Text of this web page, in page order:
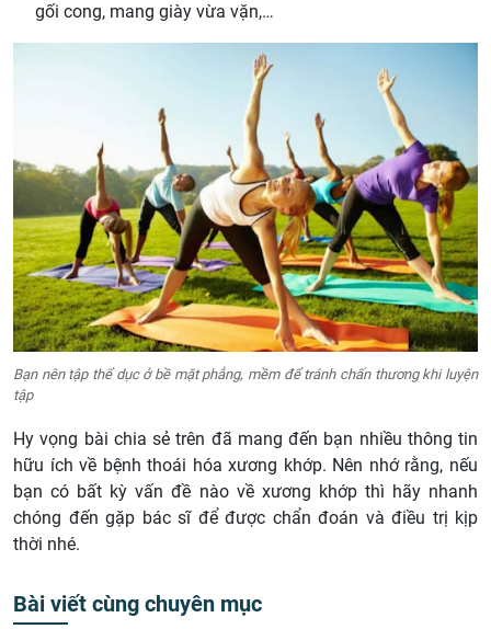
gối cong, mang giày vừa vặn,…
Bạn nên tập thể dục ở bề mặt phẳng, mềm để tránh chấn thương khi luyện
tập
Hy vọng bài chia sẻ trên đã mang đến bạn nhiều thông tin
hữu ích về bệnh thoái hóa xương khớp. Nên nhớ rằng, nếu
bạn có bất kỳ vấn đề nào về xương khớp thì hãy nhanh
chóng đến gặp bác sĩ để được chẩn đoán và điều trị kịp
thời nhé.
Bài viết cùng chuyên mục